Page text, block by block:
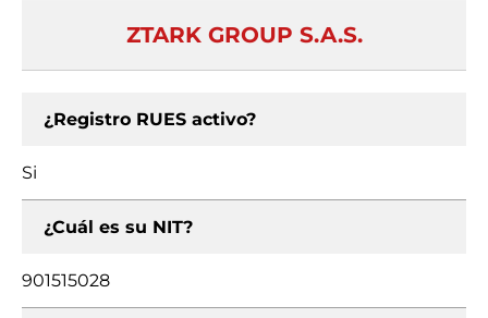
ZTARK GROUP S.A.S.
¿Registro RUES activo?
Si
¿Cuál es su NIT?
901515028